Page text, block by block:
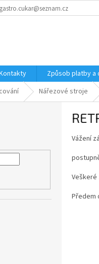
gastro.cukar@seznam.cz
Způsob platby a
Nářezové stroje
Vážení
Veškeré
Předem